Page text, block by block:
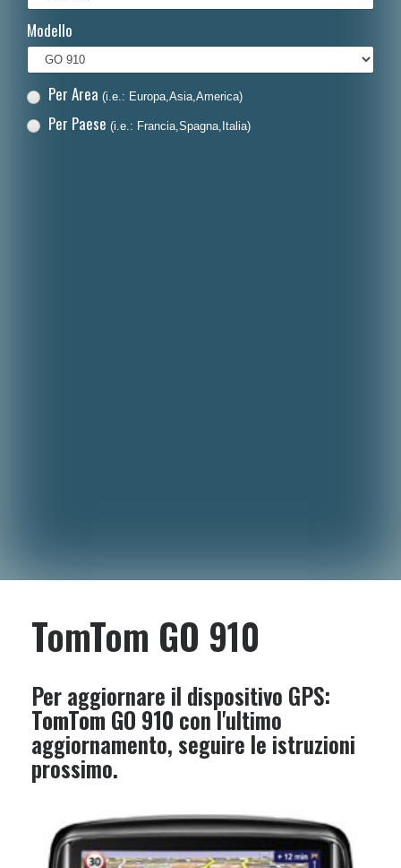
Polski
Dansk
Modello
Per Area (i.e.: Europa,Asia,America)
Per Paese (i.e.: Francia,Spagna,Italia)
TomTom GO 910
Per aggiornare il dispositivo GPS:
TomTom GO 910 con l'ultimo
aggiornamento, seguire le istruzioni
prossimo.